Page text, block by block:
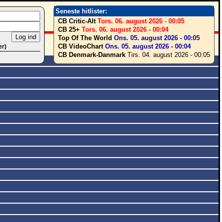
Seneste hitlister:
CB Critic-Alt Tors. 06. august 2026 - 00:05
CB 25+ Tors. 06. august 2026 - 00:04
Top Of The World Ons. 05. august 2026 - 00:05
CB VideoChart Ons. 05. august 2026 - 00:04
CB Denmark-Danmark Tirs. 04. august 2026 - 00:05